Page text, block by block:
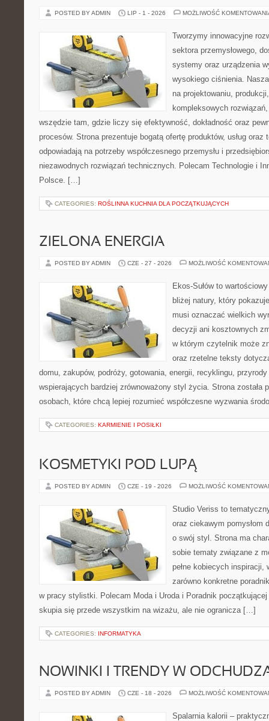
POSTED BY ADMIN LIP - 1 - 2026 MOŻLIWOŚĆ
Tworzymy innowacyjne
sektora przemysłowego,
systemy oraz urządzenia
wysokiego ciśnienia.
na projektowaniu,
kompleksowych
wszędzie tam, gdzie liczy się efektywność, dokładność oraz
procesów. Strona prezentuje bogatą ofertę produktów, usług oraz
odpowiadają na potrzeby współczesnego przemysłu i
niezawodnych rozwiązań technicznych. Polecam Technologie i
Polsce. […]
CATEGORIES: ROŚLINNA KUCHNIA DLA POCZĄTKUJĄCYCH
ZIELONA ENERGIA
POSTED BY ADMIN CZE - 27 - 2026 MOŻLIWOŚĆ
Ekos-Sułów to
bliżej natury, który
musi oznaczać wielkich
decyzji ani kosztownych
w którym czytelnik może
oraz rzetelne teksty
domu, zakupów, podróży, gotowania, energii, recyklingu,
wspierających bardziej zrównoważony styl życia. Strona została
osobach, które chcą lepiej rozumieć współczesne wyzwania
CATEGORIES: KARMIENIE I POSIŁKI
KOSMETYKI POD LUPĄ
POSTED BY ADMIN CZE - 19 - 2026 MOŻLIWOŚĆ
Studio Veriss to
oraz ciekawym pomysłom
o swój styl. Strona ma
sobie tematy związane z
pełne kobiecych
zarówno konkretne
w pracy stylistki. Polecam Moda i Uroda i Poradnik
skupia się przede wszystkim na wizażu, ale nie ogranicza […]
CATEGORIES: INFORMATYKA
NOWINKI I TRENDY W
POSTED BY ADMIN CZE - 18 - 2026 MOŻLIWOŚĆ
Spalarnia kalorii –